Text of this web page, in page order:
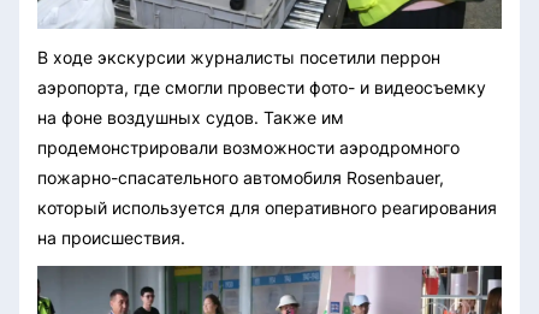
В ходе экскурсии журналисты посетили перрон
аэропорта, где смогли провести фото- и видеосъемку
на фоне воздушных судов. Также им
продемонстрировали возможности аэродромного
пожарно-спасательного автомобиля Rosenbauer,
который используется для оперативного реагирования
на происшествия.